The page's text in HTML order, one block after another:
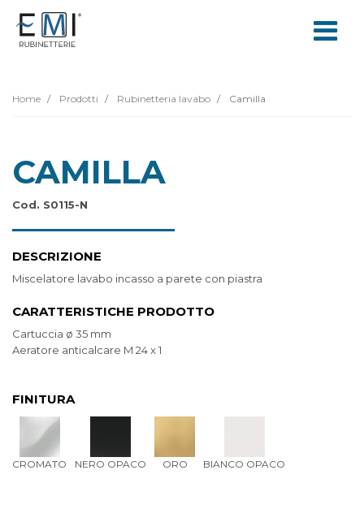
Home Prodotti Rubinetteria lavabo Camilla
CAMILLA
Cod. S0115-N
DESCRIZIONE
Miscelatore lavabo incasso a parete con piastra
CARATTERISTICHE PRODOTTO
Cartuccia ø 35 mm
Aeratore anticalcare M 24 x 1
FINITURA
CROMATO NERO OPACO ORO BIANCO OPACO